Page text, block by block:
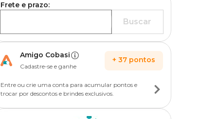
Frete e prazo:
Buscar
Amigo Cobasi
Cadastre-se e ganhe
+ 37 pontos
Entre ou crie uma conta para acumular pontos e
trocar por descontos e brindes exclusivos.